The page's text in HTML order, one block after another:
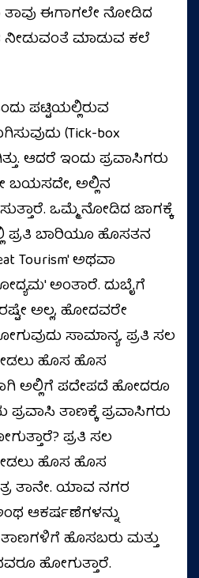
ತಾವು ಈಗಾಗಲೇ ನೋಡಿದ
ನೀಡುವಂತೆ ಮಾಡುವ ಕಲೆ
ಪಟ್ಟಿಯಲ್ಲಿರುವ
(Tick-box
ಆದರೆ ಇಂದು ಪ್ರವಾಸಿಗರು
ಬಯಸದೇ, ಅಲ್ಲಿನ
ಒಮ್ಮೆ ನೋಡಿದ ಜಾಗಕ್ಕೆ
ಪ್ರತಿ ಬಾರಿಯೂ ಹೊಸತನ
Tourism' ಅಥವಾ
ಅಂತಾರೆ. ದುಬೈಗೆ
ಅಲ್ಲ, ಹೋದವರೇ
ಸಾಮಾನ್ಯ. ಪ್ರತಿ ಸಲ
ಹೊಸ ಹೊಸ
ಅಲ್ಲಿಗೆ ಪದೇಪದೆ ಹೋದರೂ
ಪ್ರವಾಸಿ ತಾಣಕ್ಕೆ ಪ್ರವಾಸಿಗರು
ಪ್ರತಿ ಸಲ
ಹೊಸ ಹೊಸ
ತಾನೇ. ಯಾವ ನಗರ
ಆಕರ್ಷಣೆಗಳನ್ನು
ಹೊಸಬರು ಮತ್ತು
ಹೋಗುತ್ತಾರೆ.